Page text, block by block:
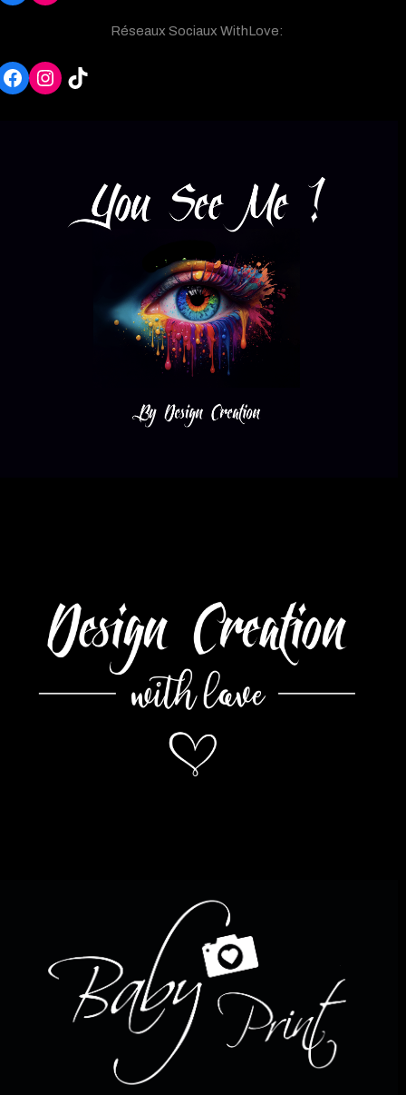
Réseaux Sociaux WithLove:
FacebookInstagram
TikTok